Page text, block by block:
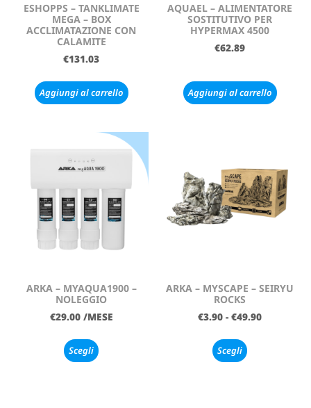
ESHOPPS – TANKLIMATE
MEGA – BOX
ACCLIMATAZIONE CON
CALAMITE
€131.03
Aggiungi al carrello
AQUAEL – ALIMENTATORE
SOSTITUTIVO PER
HYPERMAX 4500
€62.89
Aggiungi al carrello
ARKA – MYAQUA1900 –
NOLEGGIO
€29.00 /MESE
Scegli
ARKA – MYSCAPE – SEIRYU
ROCKS
€3.90 - €49.90
Scegli